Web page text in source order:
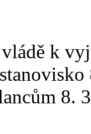
vládě k
8.